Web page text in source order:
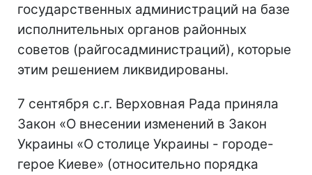
государственных администраций на базе
исполнительных органов районных
советов (райгосадминистраций), которые
этим решением ликвидированы.
7 сентября с.г. Верховная Рада приняла
Закон «О внесении изменений в Закон
Украины «О столице Украины - городе-
герое Киеве» (относительно порядка